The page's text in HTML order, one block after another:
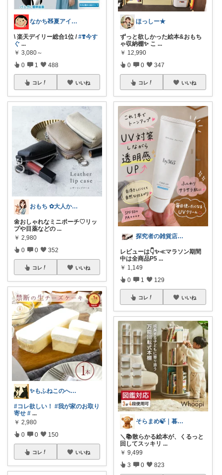
なかち🧸夏アイテム＆便利グッズ✨
\ 楽天デイリー総合1位 /#❣️今す
ぐ ...
￥ 3,080～
0 1 488
コレ いいね
おもち ✿大人かわいい×暮らし
🌼おしゃれなミニポーチ♡リッ
プや目薬などの ...
￥ 2,980
0 0 352
コレ いいね
✨もふねこのへや✨
#コレ欲しい！ #我が家のお取り
寄せ # ...
￥ 2,980
0 0 150
コレ いいね
ほっしー★
ずっと欲しかった絵本&おもち
ゃ収納棚✨ こ ...
￥ 12,990
0 0 347
コレ いいね
探究者の雑貨店⭐︎ ☀️🌻🍉✨
レビューは👇✨≪マラソン期間
中は全商品P5 ...
￥ 1,149
0 1 129
コレ いいね
そらまめ🍃｜暮らしの便利グッズ
＼📚散らかる絵本が、くるっと
回してスッキリ ...
￥ 9,499
3 0 823